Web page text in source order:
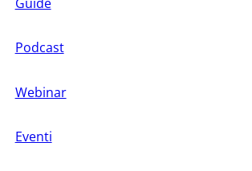
Podcast
Webinar
Eventi